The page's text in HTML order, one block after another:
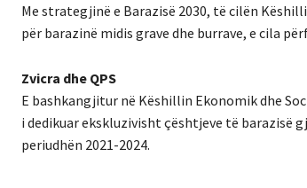
Me strategjinë e Barazisë 2030, të cilën
për barazinë midis grave dhe burrave, e cila
Zvicra dhe QPS
E bashkangjitur në Këshillin Ekonomik dhe
i dedikuar ekskluzivisht çështjeve të barazisë
periudhën 2021-2024.